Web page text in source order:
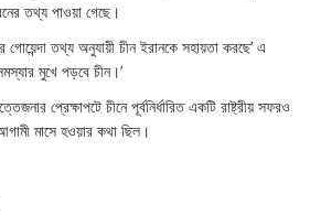
তথ্য পাওয়া গেছে।
গোয়েন্দা তথ্য অনুযায়ী চীন ইরানকে সহায়তা করছে’ এ
মুখে পড়বে চীন।’
প্রেক্ষাপটে চীনে পূর্বনির্ধারিত একটি রাষ্ট্রীয় সফরও
মাসে হওয়ার কথা ছিল।